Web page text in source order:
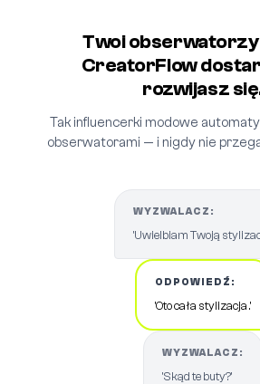
Twoi
CreatorFlow
rozwijasz
Tak influencerki modowe
obserwatorami — i nigdy nie
WYZWALACZ:
'Uwielbiam Twoją
ODPOWIEDŹ:
'Oto cała stylizacja .'
WYZWALACZ:
'Skąd te buty?'